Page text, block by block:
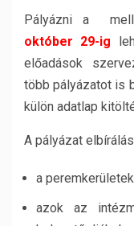
Pályázni a
október 29-ig
előadások
több pályázatot is
külön adatlap
A pályázat
a
azok az